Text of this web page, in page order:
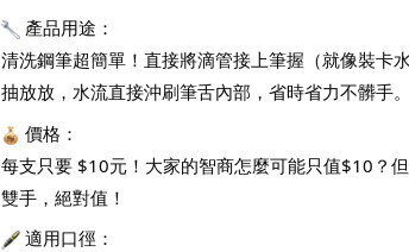
產品用途：
清洗鋼筆超簡單！直接將滴管接上筆握（就像裝卡
抽放放，水流直接沖刷筆舌內部，省時省力不髒手。
價格：
每支只要 $10元！大家的智商怎麼可能只值$10？
雙手，絕對值！
適用口徑：